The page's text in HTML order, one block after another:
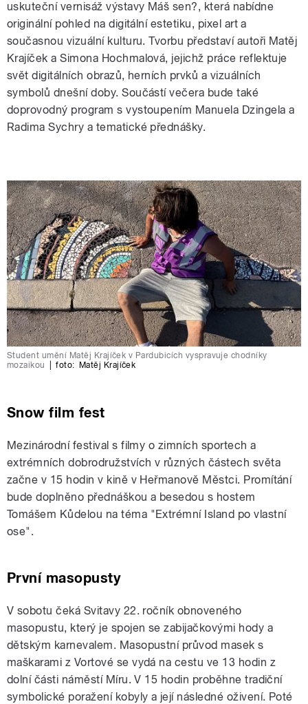
uskuteční vernisáž výstavy Máš sen?, která nabídne
originální pohled na digitální estetiku, pixel art a
současnou vizuální kulturu. Tvorbu představí autoři Matěj
Krajíček a Simona Hochmalová, jejichž práce reflektuje
svět digitálních obrazů, herních prvků a vizuálních
symbolů dnešní doby. Součástí večera bude také
doprovodný program s vystoupením Manuela Dzingela a
Radima Sychry a tematické přednášky.
Student umění Matěj Krajíček v Pardubicích vyspravuje chodníky
mozaikou
foto: Matěj Krajíček
Snow film fest
Mezinárodní festival s filmy o zimních sportech a
extrémních dobrodružstvích v různých částech světa
začne v 15 hodin v kině v Heřmanově Městci. Promítání
bude doplněno přednáškou a besedou s hostem
Tomášem Kůdelou na téma "Extrémní Island po vlastní
ose".
První masopusty
V sobotu čeká Svitavy 22. ročník obnoveného
masopustu, který je spojen se zabijačkovými hody a
dětským karnevalem. Masopustní průvod masek s
maškarami z Vortové se vydá na cestu ve 13 hodin z
dolní části náměstí Míru. V 15 hodin proběhne tradiční
symbolické poražení kobyly a její následné oživení. Poté